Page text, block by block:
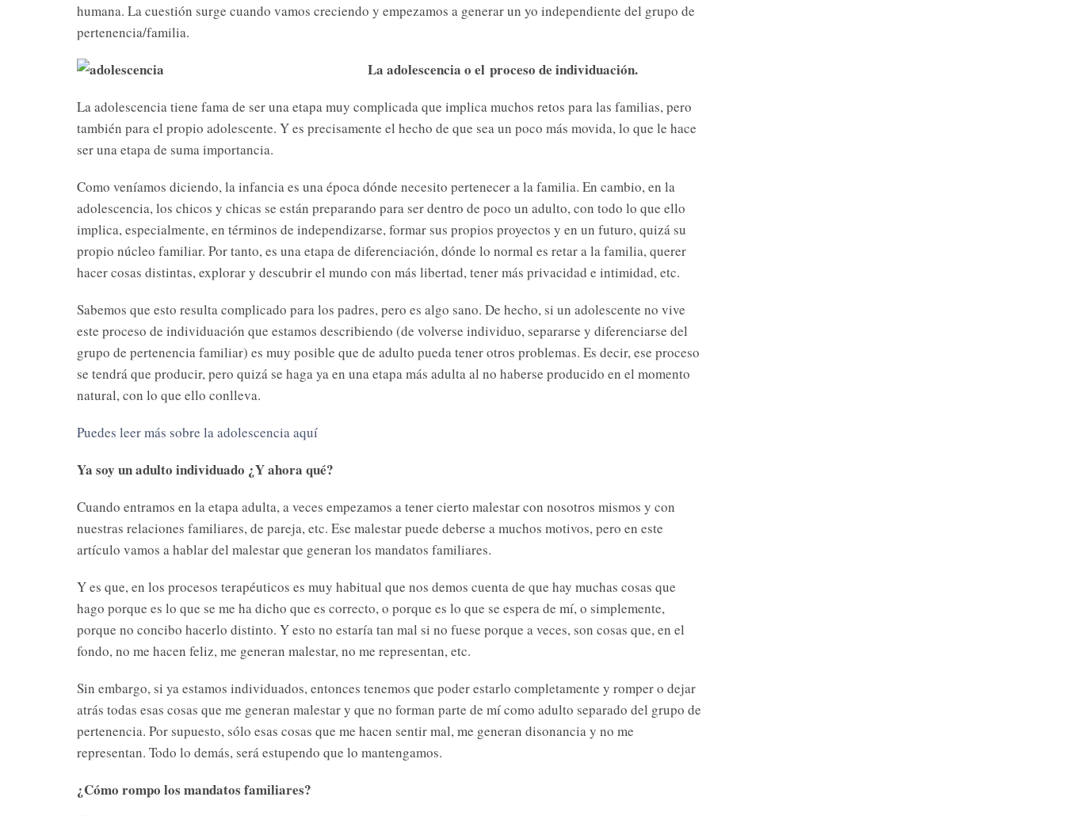
humana. La cuestión surge cuando vamos creciendo y empezamos a generar un yo independiente del grupo de
pertenencia/familia.
La adolescencia o el proceso de individuación.
La adolescencia tiene fama de ser una etapa muy complicada que implica muchos retos para las familias, pero
también para el propio adolescente. Y es precisamente el hecho de que sea un poco más movida, lo que le hace
ser una etapa de suma importancia.
Como veníamos diciendo, la infancia es una época dónde necesito pertenecer a la familia. En cambio, en la
adolescencia, los chicos y chicas se están preparando para ser dentro de poco un adulto, con todo lo que ello
implica, especialmente, en términos de independizarse, formar sus propios proyectos y en un futuro, quizá su
propio núcleo familiar. Por tanto, es una etapa de diferenciación, dónde lo normal es retar a la familia, querer
hacer cosas distintas, explorar y descubrir el mundo con más libertad, tener más privacidad e intimidad, etc.
Sabemos que esto resulta complicado para los padres, pero es algo sano. De hecho, si un adolescente no vive
este proceso de individuación que estamos describiendo (de volverse individuo, separarse y diferenciarse del
grupo de pertenencia familiar) es muy posible que de adulto pueda tener otros problemas. Es decir, ese proceso
se tendrá que producir, pero quizá se haga ya en una etapa más adulta al no haberse producido en el momento
natural, con lo que ello conlleva.
Puedes leer más sobre la adolescencia aquí
Ya soy un adulto individuado ¿Y ahora qué?
Cuando entramos en la etapa adulta, a veces empezamos a tener cierto malestar con nosotros mismos y con
nuestras relaciones familiares, de pareja, etc. Ese malestar puede deberse a muchos motivos, pero en este
artículo vamos a hablar del malestar que generan los mandatos familiares.
Y es que, en los procesos terapéuticos es muy habitual que nos demos cuenta de que hay muchas cosas que
hago porque es lo que se me ha dicho que es correcto, o porque es lo que se espera de mí, o simplemente,
porque no concibo hacerlo distinto. Y esto no estaría tan mal si no fuese porque a veces, son cosas que, en el
fondo, no me hacen feliz, me generan malestar, no me representan, etc.
Sin embargo, si ya estamos individuados, entonces tenemos que poder estarlo completamente y romper o dejar
atrás todas esas cosas que me generan malestar y que no forman parte de mí como adulto separado del grupo de
pertenencia. Por supuesto, sólo esas cosas que me hacen sentir mal, me generan disonancia y no me
representan. Todo lo demás, será estupendo que lo mantengamos.
¿Cómo rompo los mandatos familiares?